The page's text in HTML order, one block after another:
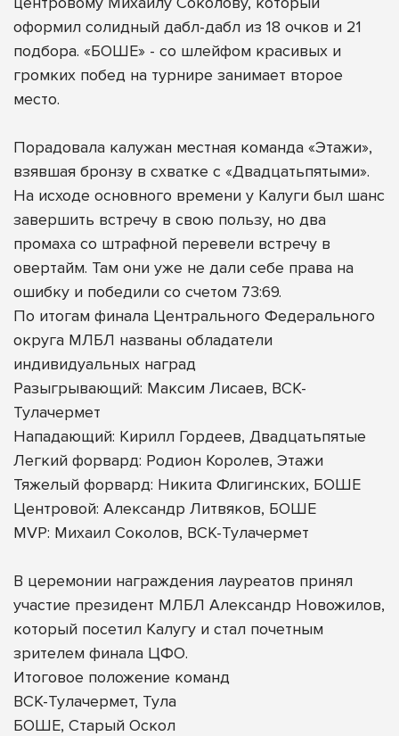
оформил солидный дабл-дабл из 18 очков и 21
подбора. «БОШЕ» - со шлейфом красивых и
громких побед на турнире занимает второе
место.
Порадовала калужан местная команда «Этажи»,
взявшая бронзу в схватке с «Двадцатьпятыми».
На исходе основного времени у Калуги был шанс
завершить встречу в свою пользу, но два
промаха со штрафной перевели встречу в
овертайм. Там они уже не дали себе права на
ошибку и победили со счетом 73:69.
По итогам финала Центрального Федерального
округа МЛБЛ названы обладатели
индивидуальных наград
Разыгрывающий: Максим Лисаев, ВСК-
Тулачермет
Нападающий: Кирилл Гордеев, Двадцатьпятые
Легкий форвард: Родион Королев, Этажи
Тяжелый форвард: Никита Флигинских, БОШЕ
Центровой: Александр Литвяков, БОШЕ
MVP: Михаил Соколов, ВСК-Тулачермет
В церемонии награждения лауреатов принял
участие президент МЛБЛ Александр Новожилов,
который посетил Калугу и стал почетным
зрителем финала ЦФО.
Итоговое положение команд
ВСК-Тулачермет, Тула
БОШЕ, Старый Оскол